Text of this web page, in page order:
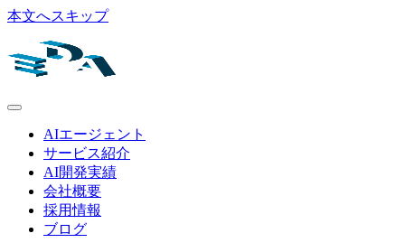
本文へスキップ
AIエージェント
サービス紹介
AI開発実績
会社概要
採用情報
ブログ